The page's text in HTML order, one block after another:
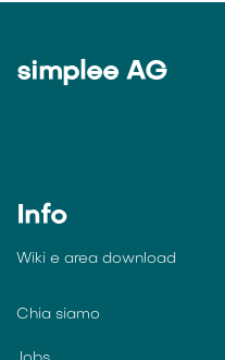
simplee AG
Info
Wiki e area download
Chia siamo